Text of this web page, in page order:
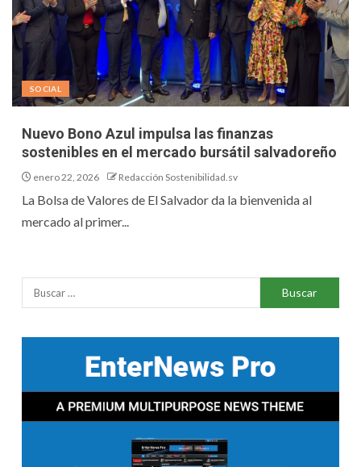
SOCIAL
Nuevo Bono Azul impulsa las finanzas
sostenibles en el mercado bursátil salvadoreño
enero 22, 2026 Redacción Sostenibilidad.sv
La Bolsa de Valores de El Salvador da la bienvenida al
mercado al primer...